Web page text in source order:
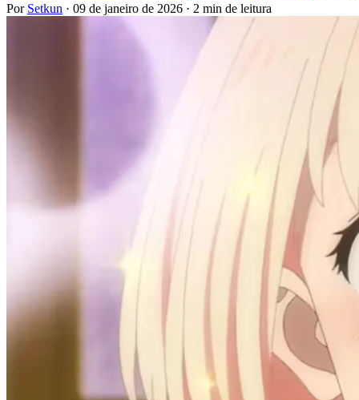
Por Setkun · 09 de janeiro de 2026 · 2 min de leitura